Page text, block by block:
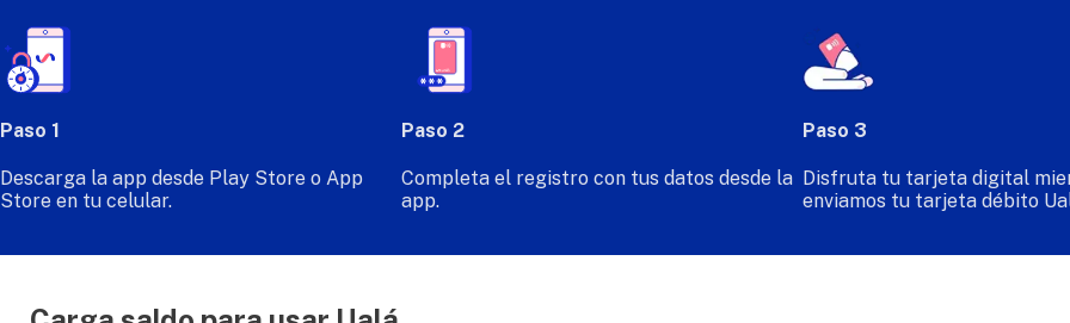
Paso 1
Descarga la app desde Play Store o App
Store en tu celular.
Paso 2
Completa el registro con tus datos desde la
app.
Paso 3
Disfruta tu tarjeta digital
enviamos tu tarjeta débito